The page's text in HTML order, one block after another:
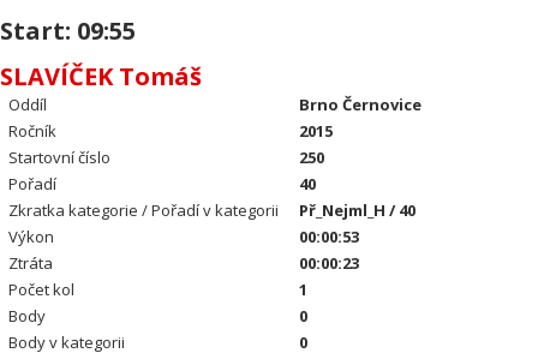
Start: 09:55
SLAVÍČEK Tomáš
Oddíl
Brno Černovice
Ročník
2015
Startovní číslo
250
Pořadí
40
Zkratka kategorie / Pořadí v kategorii
Př_Nejml_H / 40
Výkon
00:00:53
Ztráta
00:00:23
Počet kol
1
Body
0
Body v kategorii
0